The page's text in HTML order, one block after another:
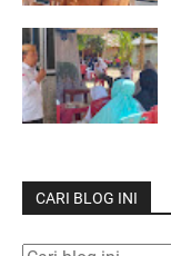
CARI BLOG INI